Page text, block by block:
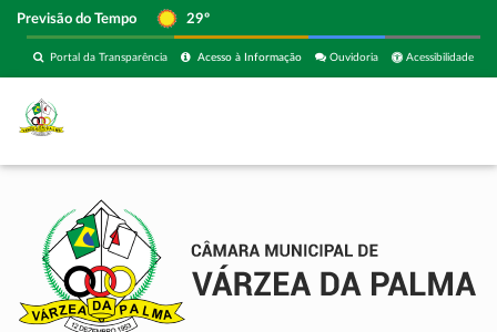
Previsão do Tempo 29º
Acessibilidade
Ouvidoria
Acesso à Informação
Portal da Transparência